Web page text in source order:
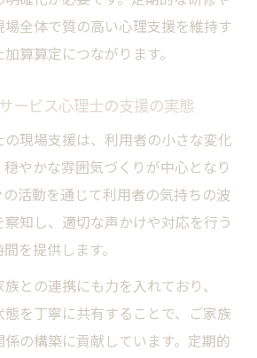
全体で質の高い心理支援を維持す
算算定につながります。
ービス心理士の支援の実態
現場支援は、利用者の小さな変化
やかな雰囲気づくりが中心となり
の活動を通じて利用者の気持ちの波
知し、適切な声かけや対応を行う
を提供します。
との連携にも力を入れており、
態を丁寧に共有することで、ご家族
の構築に貢献しています。定期的